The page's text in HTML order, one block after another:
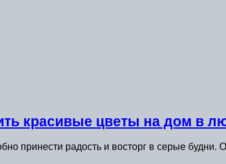
красивые цветы на дом в
принести радость и восторг в серые